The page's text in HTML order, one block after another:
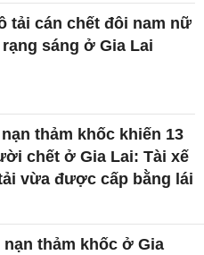
tải cán chết đôi nam nữ
sáng ở Gia Lai
nạn thảm khốc khiến 13
chết ở Gia Lai: Tài xế
vừa được cấp bằng lái
nạn thảm khốc ở Gia